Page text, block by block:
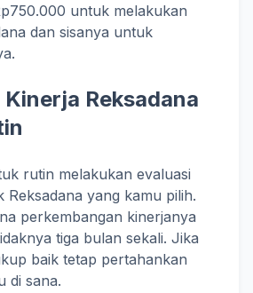
untuk melakukan
dan sisanya untuk
Kinerja Reksadana
rutin melakukan evaluasi
yang kamu pilih.
perkembangan kinerjanya
tiga bulan sekali. Jika
baik tetap pertahankan
di sana.